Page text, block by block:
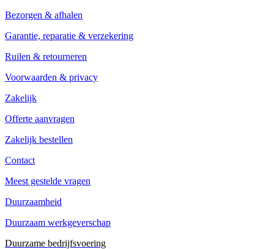
Bezorgen & afhalen
Garantie, reparatie & verzekering
Ruilen & retourneren
Voorwaarden & privacy
Zakelijk
Offerte aanvragen
Zakelijk bestellen
Contact
Meest gestelde vragen
Duurzaamheid
Duurzaam werkgeverschap
Duurzame bedrijfsvoering